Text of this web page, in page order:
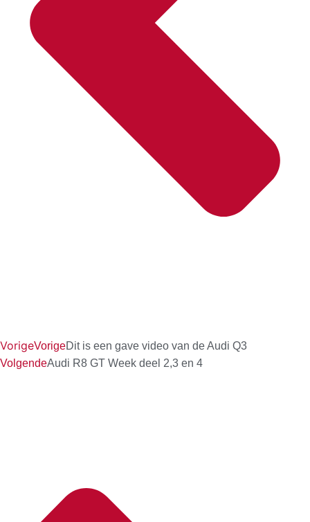
VorigeVorigeDit is een gave video van de Audi Q3
VolgendeAudi R8 GT Week deel 2,3 en 4